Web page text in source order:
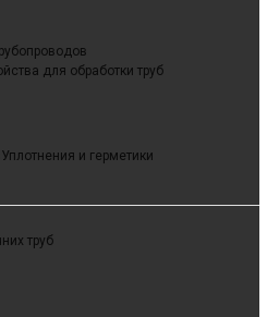
для обработки труб
Уплотнения и герметики
труб